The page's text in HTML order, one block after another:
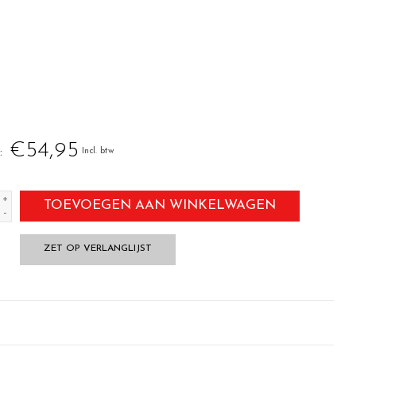
€54,95 Incl. btw
+
-
TOEVOEGEN AAN WINKELWAGEN
ZET OP VERLANGLIJST